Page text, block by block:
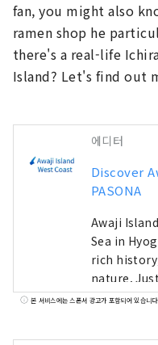
fan, you might also
ramen shop he
there's a real-life
Island? Let's find out
에디터
Discover
PASONA
Awaji
Sea in
rich
nature.
offers a
본 서비스에는 스폰서 광고가 포함되어 있습니다.